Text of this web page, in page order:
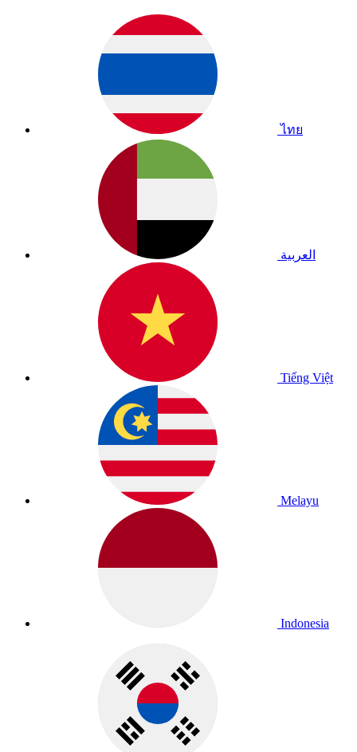
ไทย
العربية
Tiếng Việt
Melayu
Indonesia